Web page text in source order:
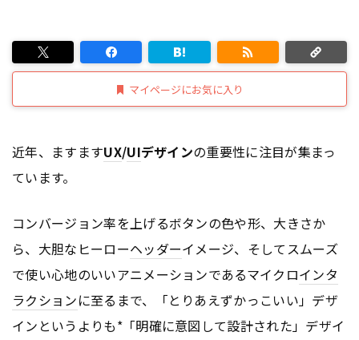
マイページにお気に入り
近年、ますますUX/UIデザインの重要性に注目が集まっ
ています。
コンバージョン率を上げるボタンの色や形、大きさか
ら、大胆なヒーローヘッダーイメージ、そしてスムーズ
で使い心地のいいアニメーションであるマイクロインタ
ラクションに至るまで、「とりあえずかっこいい」デザ
インというよりも*「明確に意図して設計された」デザイ